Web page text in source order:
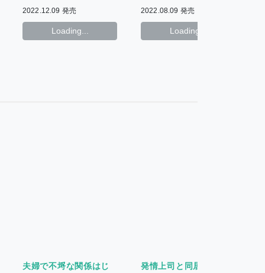
2022.12.09 発売
Loading...
2022.08.09 発売
Loading...
夫婦で不埒な関係はじ
発情上司と同居中!